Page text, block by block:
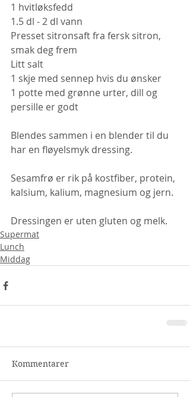
1 hvitløksfedd
1.5 dl - 2 dl vann
Presset sitronsaft fra fersk sitron,
smak deg frem
Litt salt
1 skje med sennep hvis du ønsker
1 potte med grønne urter, dill og
persille er godt
Blendes sammen i en blender til du
har en fløyelsmyk dressing.
Sesamfrø er rik på kostfiber, protein,
kalsium, kalium, magnesium og jern.
Dressingen er uten gluten og melk.
Supermat
Lunch
Middag
Kommentarer